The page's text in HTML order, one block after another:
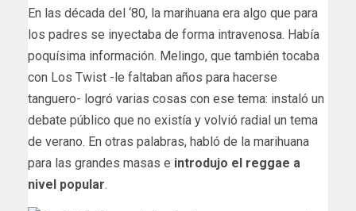
En las década del ‘80, la marihuana era algo que para
los padres se inyectaba de forma intravenosa. Había
poquísima información. Melingo, que también tocaba
con Los Twist -le faltaban años para hacerse
tanguero- logró varias cosas con ese tema: instaló un
debate público que no existía y volvió radial un tema
de verano. En otras palabras, habló de la marihuana
para las grandes masas e introdujo el reggae a
nivel popular.